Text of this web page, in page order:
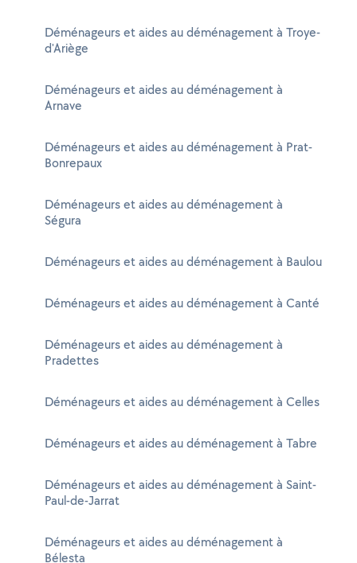
Déménageurs et aides au déménagement à Troye-
d'Ariège
Déménageurs et aides au déménagement à
Arnave
Déménageurs et aides au déménagement à Prat-
Bonrepaux
Déménageurs et aides au déménagement à
Ségura
Déménageurs et aides au déménagement à Baulou
Déménageurs et aides au déménagement à Canté
Déménageurs et aides au déménagement à
Pradettes
Déménageurs et aides au déménagement à Celles
Déménageurs et aides au déménagement à Tabre
Déménageurs et aides au déménagement à Saint-
Paul-de-Jarrat
Déménageurs et aides au déménagement à
Bélesta